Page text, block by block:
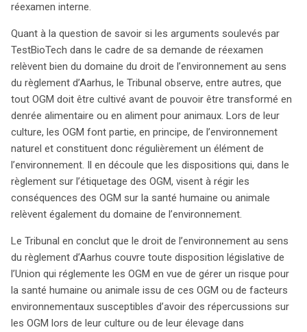
réexamen interne.
Quant à la question de savoir si les arguments soulevés par
TestBioTech dans le cadre de sa demande de réexamen
relèvent bien du domaine du droit de l’environnement au sens
du règlement d’Aarhus, le Tribunal observe, entre autres, que
tout OGM doit être cultivé avant de pouvoir être transformé en
denrée alimentaire ou en aliment pour animaux. Lors de leur
culture, les OGM font partie, en principe, de l’environnement
naturel et constituent donc régulièrement un élément de
l’environnement. Il en découle que les dispositions qui, dans le
règlement sur l’étiquetage des OGM, visent à régir les
conséquences des OGM sur la santé humaine ou animale
relèvent également du domaine de l’environnement.
Le Tribunal en conclut que le droit de l’environnement au sens
du règlement d’Aarhus couvre toute disposition législative de
l’Union qui réglemente les OGM en vue de gérer un risque pour
la santé humaine ou animale issu de ces OGM ou de facteurs
environnementaux susceptibles d’avoir des répercussions sur
les OGM lors de leur culture ou de leur élevage dans